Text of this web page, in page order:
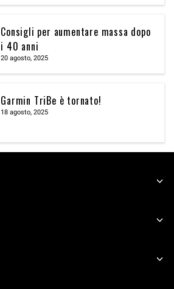
Consigli per aumentare massa dopo
i 40 anni
20 agosto, 2025
Garmin TriBe è tornato!
18 agosto, 2025